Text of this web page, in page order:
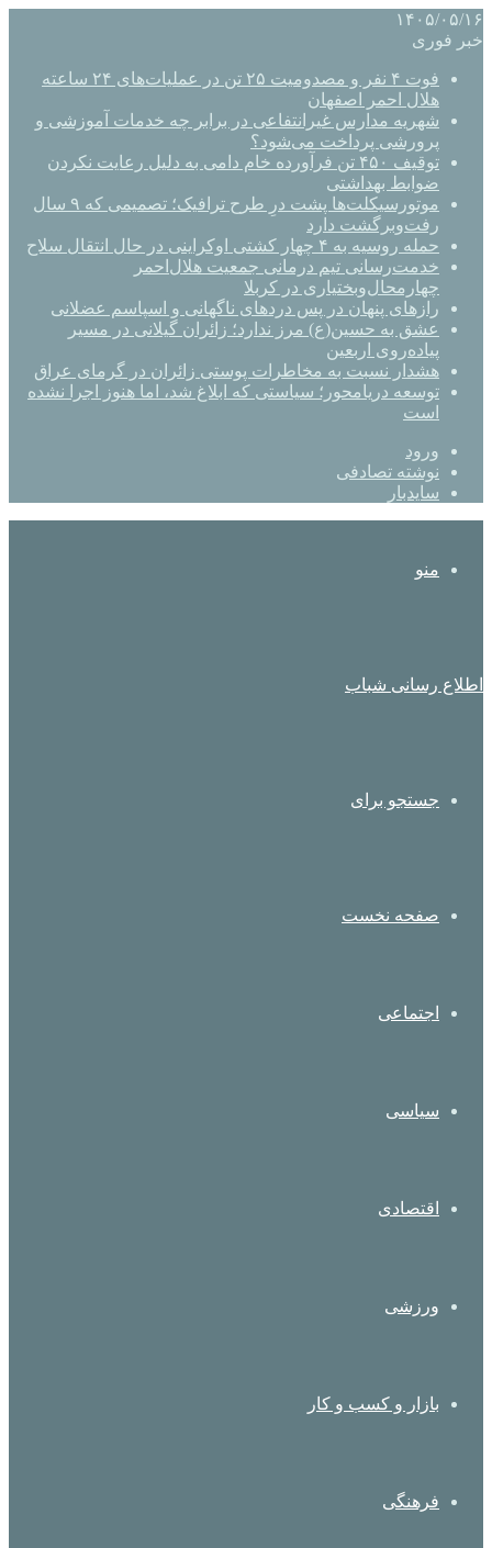
۱۴۰۵/۰۵/۱۶
خبر فوری
فوت ۴ نفر و مصدومیت ۲۵ تن در عملیات‌های ۲۴ ساعته
هلال احمر اصفهان
شهریه مدارس غیرانتفاعی در برابر چه خدمات آموزشی و
پرورشی پرداخت می‌شود؟
توقیف ۴۵۰ تن فرآورده خام دامی به دلیل رعایت نکردن
ضوابط بهداشتی
موتورسیکلت‌ها پشت درِ طرح ترافیک؛ تصمیمی که ۹ سال
رفت‌وبرگشت دارد
حمله روسیه به ۴ چهار کشتی اوکراینی در حال انتقال سلاح
خدمت‌رسانی تیم درمانی جمعیت هلال‌احمر
چهارمحال‌وبختیاری در کربلا
رازهای پنهان در پس دردهای ناگهانی و اسپاسم عضلانی
عشق به حسین(ع) مرز ندارد؛ زائران گیلانی در مسیر
پیاده‌روی اربعین
هشدار نسبت به مخاطرات پوستی زائران در گرمای عراق
توسعه دریامحور؛ سیاستی که ابلاغ شد، اما هنوز اجرا نشده
است
ورود
نوشته تصادفی
سایدبار
منو
اطلاع رسانی شباب
جستجو برای
صفحه نخست
اجتماعی
سیاسی
اقتصادی
ورزشی
بازار و کسب و کار
فرهنگی